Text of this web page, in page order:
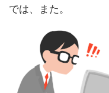
では、また。